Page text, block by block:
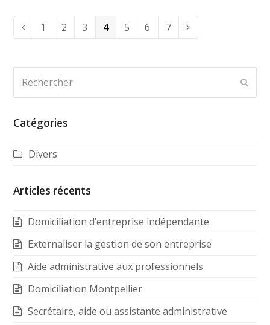
Précédent
Page
1 Page
2 Page
3 Page
4 Page
5 Page
6 Page
7
Catégories
Divers
Articles récents
Domiciliation d’entreprise indépendante
Externaliser la gestion de son entreprise
Aide administrative aux professionnels
Domiciliation Montpellier
Secrétaire, aide ou assistante administrative